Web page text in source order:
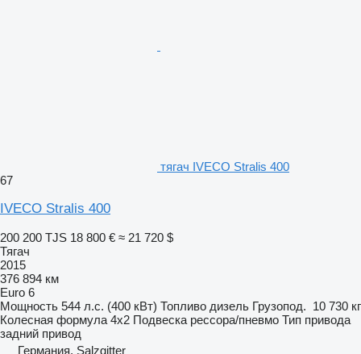
тягач IVECO Stralis 400
67
IVECO Stralis 400
200 200 TJS 18 800 € ≈ 21 720 $
Тягач
2015
376 894 км
Euro 6
Мощность 544 л.с. (400 кВт) Топливо дизель Грузопод. 10 730 кг
Колесная формула 4x2 Подвеска рессора/пневмо Тип привода
задний привод
Германия, Salzgitter